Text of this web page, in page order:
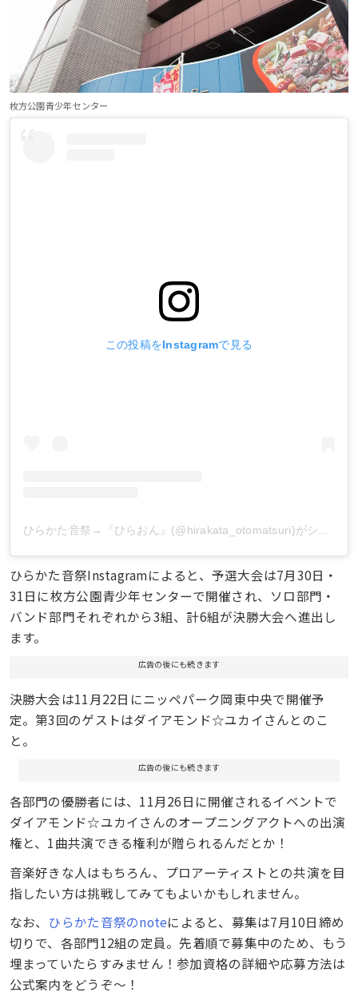
枚方公園青少年センター
この投稿をInstagramで見る
ひらかた音祭→『ひらおん』(@hirakata_otomatsuri)がシェアした投稿
ひらかた音祭Instagramによると、予選大会は7月30日・
31日に枚方公園青少年センターで開催され、ソロ部門・
バンド部門それぞれから3組、計6組が決勝大会へ進出し
ます。
広告の後にも続きます
決勝大会は11月22日にニッペパーク岡東中央で開催予
定。第3回のゲストはダイアモンド☆ユカイさんとのこ
と。
広告の後にも続きます
各部門の優勝者には、11月26日に開催されるイベントで
ダイアモンド☆ユカイさんのオープニングアクトへの出演
権と、1曲共演できる権利が贈られるんだとか！
音楽好きな人はもちろん、プロアーティストとの共演を目
指したい方は挑戦してみてもよいかもしれません。
なお、 ひらかた音祭のnoteによると、募集は7月10日締め
切りで、各部門12組の定員。先着順で募集中のため、もう
埋まっていたらすみません！参加資格の詳細や応募方法は
公式案内をどうぞ〜！